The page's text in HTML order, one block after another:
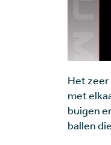
Het
met
buigen
ballen